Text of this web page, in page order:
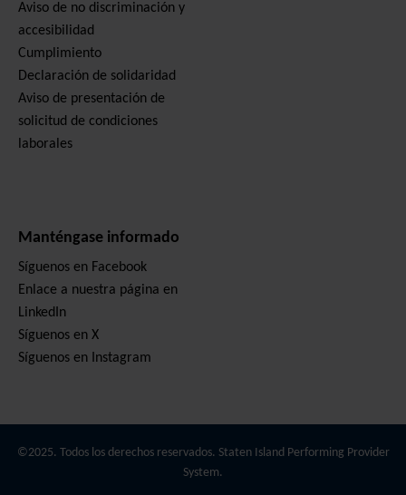
Aviso de no discriminación y
accesibilidad
Cumplimiento
Declaración de solidaridad
Aviso de presentación de
solicitud de condiciones
laborales
Manténgase informado
Síguenos en Facebook
Enlace a nuestra página en
LinkedIn
Síguenos en X
Síguenos en Instagram
©2025. Todos los derechos reservados. Staten Island Performing Provider
System.